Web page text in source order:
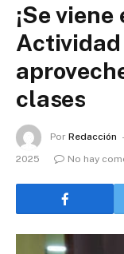
¡Se
clases
Por Redacción
2025
No hay